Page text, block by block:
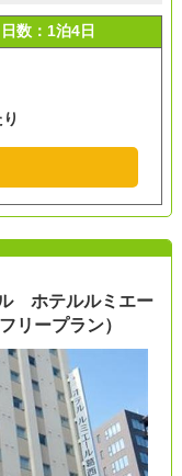
日数：1泊4日
ホテルルミエー
リープラン）